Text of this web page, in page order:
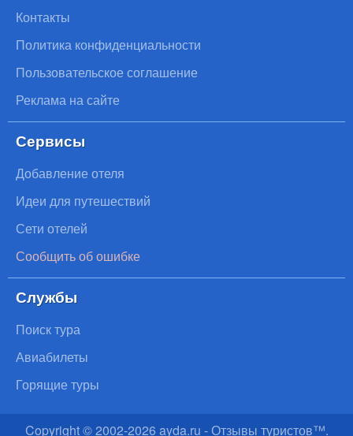
Контакты
Политика конфиденциальности
Пользовательское соглашение
Реклама на сайте
Сервисы
Добавление отеля
Идеи для путешествий
Сети отелей
Сообщить об ошибке
Службы
Поиск тура
Авиабилеты
Горящие туры
Copyright © 2002-2026 ayda.ru - Отзывы туристов™.